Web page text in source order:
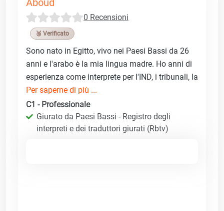
Aboud
0 Recensioni
🥉 Verificato
Sono nato in Egitto, vivo nei Paesi Bassi da 26
anni e l'arabo è la mia lingua madre. Ho anni di
esperienza come interprete per l'IND, i tribunali, la
Per saperne di più ...
C1 - Professionale
Giurato da Paesi Bassi - Registro degli
interpreti e dei traduttori giurati (Rbtv)